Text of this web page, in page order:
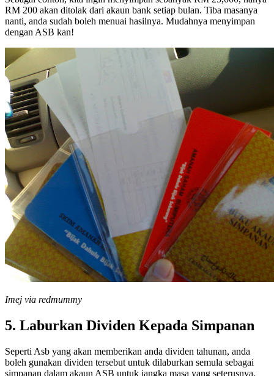
RM 200 akan ditolak dari akaun bank setiap bulan. Tiba masanya
nanti, anda sudah boleh menuai hasilnya. Mudahnya menyimpan
dengan ASB kan!
Imej via redmummy
5. Laburkan Dividen Kepada Simpanan
Seperti Asb yang akan memberikan anda dividen tahunan, anda
boleh gunakan dividen tersebut untuk dilaburkan semula sebagai
simpanan dalam akaun ASB untuk jangka masa yang seterusnya.